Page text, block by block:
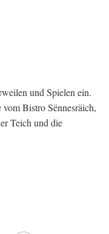
und Spielen ein.
Bistro Sënnesräich,
Teich und die